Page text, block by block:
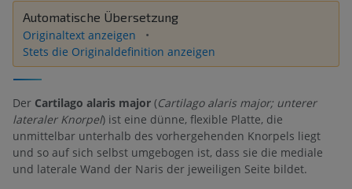
Automatische Übersetzung
Originaltext anzeigen
Stets die Originaldefinition anzeigen
Der Cartilago alaris major (Cartilago alaris major; unterer
lateraler Knorpel) ist eine dünne, flexible Platte, die
unmittelbar unterhalb des vorhergehenden Knorpels liegt
und so auf sich selbst umgebogen ist, dass sie die mediale
und laterale Wand der Naris der jeweiligen Seite bildet.